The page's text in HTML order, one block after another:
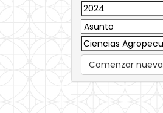
Comenzar